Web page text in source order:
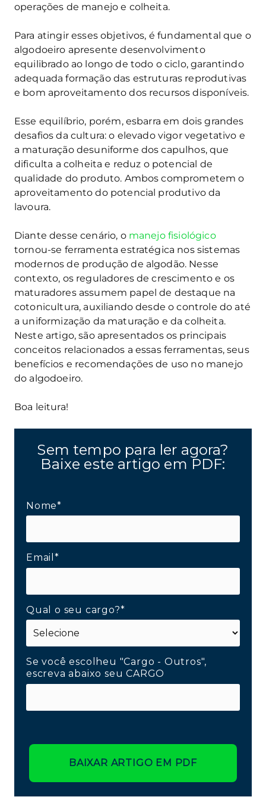
operações de manejo e colheita.
Para atingir esses objetivos, é fundamental que o
algodoeiro apresente desenvolvimento
equilibrado ao longo de todo o ciclo, garantindo
adequada formação das estruturas reprodutivas
e bom aproveitamento dos recursos disponíveis.
Esse equilíbrio, porém, esbarra em dois grandes
desafios da cultura: o elevado vigor vegetativo e
a maturação desuniforme dos capulhos, que
dificulta a colheita e reduz o potencial de
qualidade do produto. Ambos comprometem o
aproveitamento do potencial produtivo da
lavoura.
Diante desse cenário, o manejo fisiológico
tornou-se ferramenta estratégica nos sistemas
modernos de produção de algodão. Nesse
contexto, os reguladores de crescimento e os
maturadores assumem papel de destaque na
cotonicultura, auxiliando desde o controle do até
a uniformização da maturação e da colheita.
Neste artigo, são apresentados os principais
conceitos relacionados a essas ferramentas, seus
benefícios e recomendações de uso no manejo
do algodoeiro.
Boa leitura!
Sem tempo para ler agora?
Baixe este artigo em PDF:
Nome*
Email*
Qual o seu cargo?*
Se você escolheu "Cargo - Outros",
escreva abaixo seu CARGO
BAIXAR ARTIGO EM PDF